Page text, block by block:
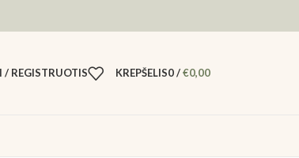
/ REGISTRUOTIS KREPŠELIS0/€0,00